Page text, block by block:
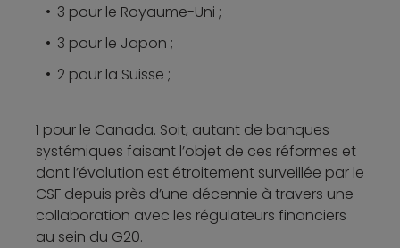
3 pour le Royaume-Uni ;
3 pour le Japon ;
2 pour la Suisse ;
1 pour le Canada. Soit, autant de banques
systémiques faisant l’objet de ces réformes et
dont l’évolution est étroitement surveillée par le
CSF depuis près d’une décennie à travers une
collaboration avec les régulateurs financiers
au sein du G20.